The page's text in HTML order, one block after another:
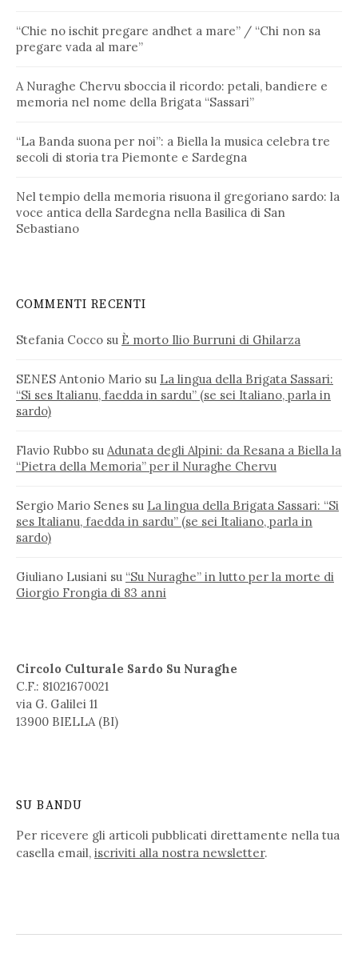
“Chie no ischit pregare andhet a mare” / “Chi non sa
pregare vada al mare”
A Nuraghe Chervu sboccia il ricordo: petali, bandiere e
memoria nel nome della Brigata “Sassari”
“La Banda suona per noi”: a Biella la musica celebra tre
secoli di storia tra Piemonte e Sardegna
Nel tempio della memoria risuona il gregoriano sardo: la
voce antica della Sardegna nella Basilica di San
Sebastiano
COMMENTI RECENTI
Stefania Cocco su È morto Ilio Burruni di Ghilarza
SENES Antonio Mario su La lingua della Brigata Sassari:
“Si ses Italianu, faedda in sardu” (se sei Italiano, parla in
sardo)
Flavio Rubbo su Adunata degli Alpini: da Resana a Biella la
“Pietra della Memoria” per il Nuraghe Chervu
Sergio Mario Senes su La lingua della Brigata Sassari: “Si
ses Italianu, faedda in sardu” (se sei Italiano, parla in
sardo)
Giuliano Lusiani su “Su Nuraghe” in lutto per la morte di
Giorgio Frongia di 83 anni
Circolo Culturale Sardo Su Nuraghe
C.F.: 81021670021
via G. Galilei 11
13900 BIELLA (BI)
SU BANDU
Per ricevere gli articoli pubblicati direttamente nella tua
casella email, iscriviti alla nostra newsletter.